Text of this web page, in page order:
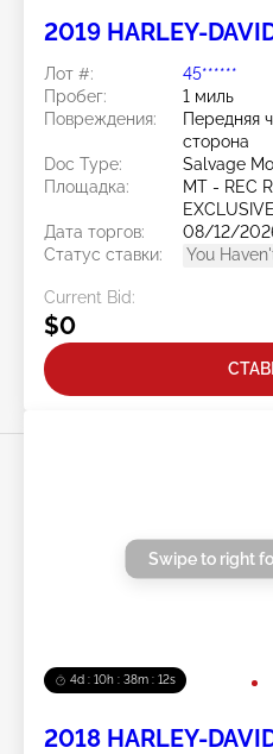
2019 HARLEY-
Лот #:
45******
Пробег:
1 миль
Повреждения:
Передняя
сторона
Doc Type:
Salvage
Площадка:
MT - REC
EXCLUSIVE
Дата торгов:
08/12/
Статус ставки:
You
Current Bid:
$0
4d : 10h : 38m : 11s
Swipe to right
2018 HARLEY-